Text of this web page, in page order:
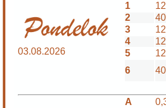
03.08.2026
1
2
3
4
5
6
A